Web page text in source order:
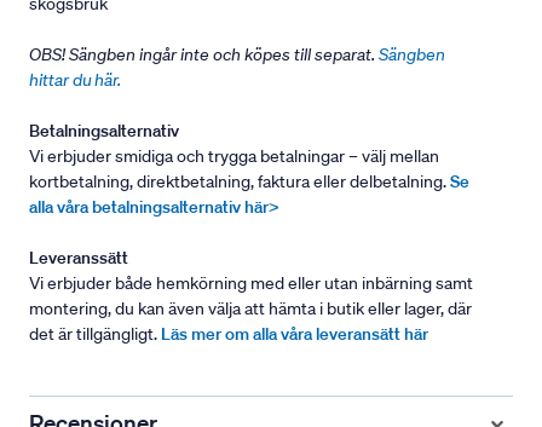
OBS! Sängben ingår inte och köpes till separat. Sängben
hittar du här.
Betalningsalternativ
Vi erbjuder smidiga och trygga betalningar – välj mellan
kortbetalning, direktbetalning, faktura eller delbetalning.Se
alla våra betalningsalternativ här>
Leveranssätt
Vi erbjuder både hemkörning med eller utan inbärning samt
montering, du kan även välja att hämta i butik eller lager, där
det är tillgängligt. Läs mer om alla våra leveransätt här